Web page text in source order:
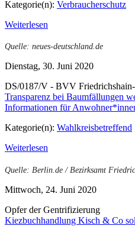
Kategorie(n): Verbraucherschutz
Weiterlesen
Quelle: neues-deutschland.de
Dienstag, 30. Juni 2020
DS/0187/V - BVV
Transparenz bei Baumfällungen
Informationen für
Kategorie(n): Wahlkreisbetreffend
Weiterlesen
Quelle: Berlin.de / Bezirksamt
Mittwoch, 24. Juni 2020
Opfer der Gentrifizierung
Kiezbuchhandlung Kisch & Co